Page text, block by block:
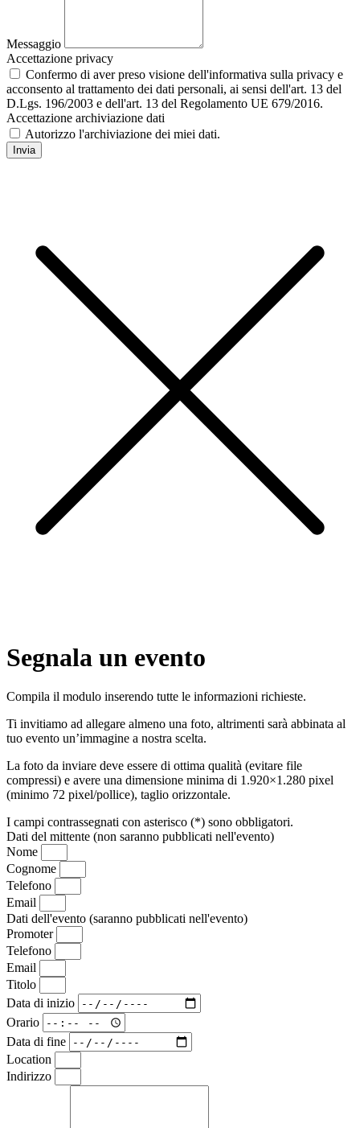
Messaggio
Accettazione privacy
Confermo di aver preso visione dell'informativa sulla privacy e
acconsento al trattamento dei dati personali, ai sensi dell'art. 13 del
D.Lgs. 196/2003 e dell'art. 13 del Regolamento UE 679/2016.
Accettazione archiviazione dati
Autorizzo l'archiviazione dei miei dati.
Invia
Segnala un evento
Compila il modulo inserendo tutte le informazioni richieste.
Ti invitiamo ad allegare almeno una foto, altrimenti sarà abbinata al
tuo evento un’immagine a nostra scelta.
La foto da inviare deve essere di ottima qualità (evitare file
compressi) e avere una dimensione minima di 1.920×1.280 pixel
(minimo 72 pixel/pollice), taglio orizzontale.
I campi contrassegnati con asterisco (*) sono obbligatori.
Dati del mittente (non saranno pubblicati nell'evento)
Nome
Cognome
Telefono
Email
Dati dell'evento (saranno pubblicati nell'evento)
Promoter
Telefono
Email
Titolo
Data di inizio
Orario
Data di fine
Location
Indirizzo